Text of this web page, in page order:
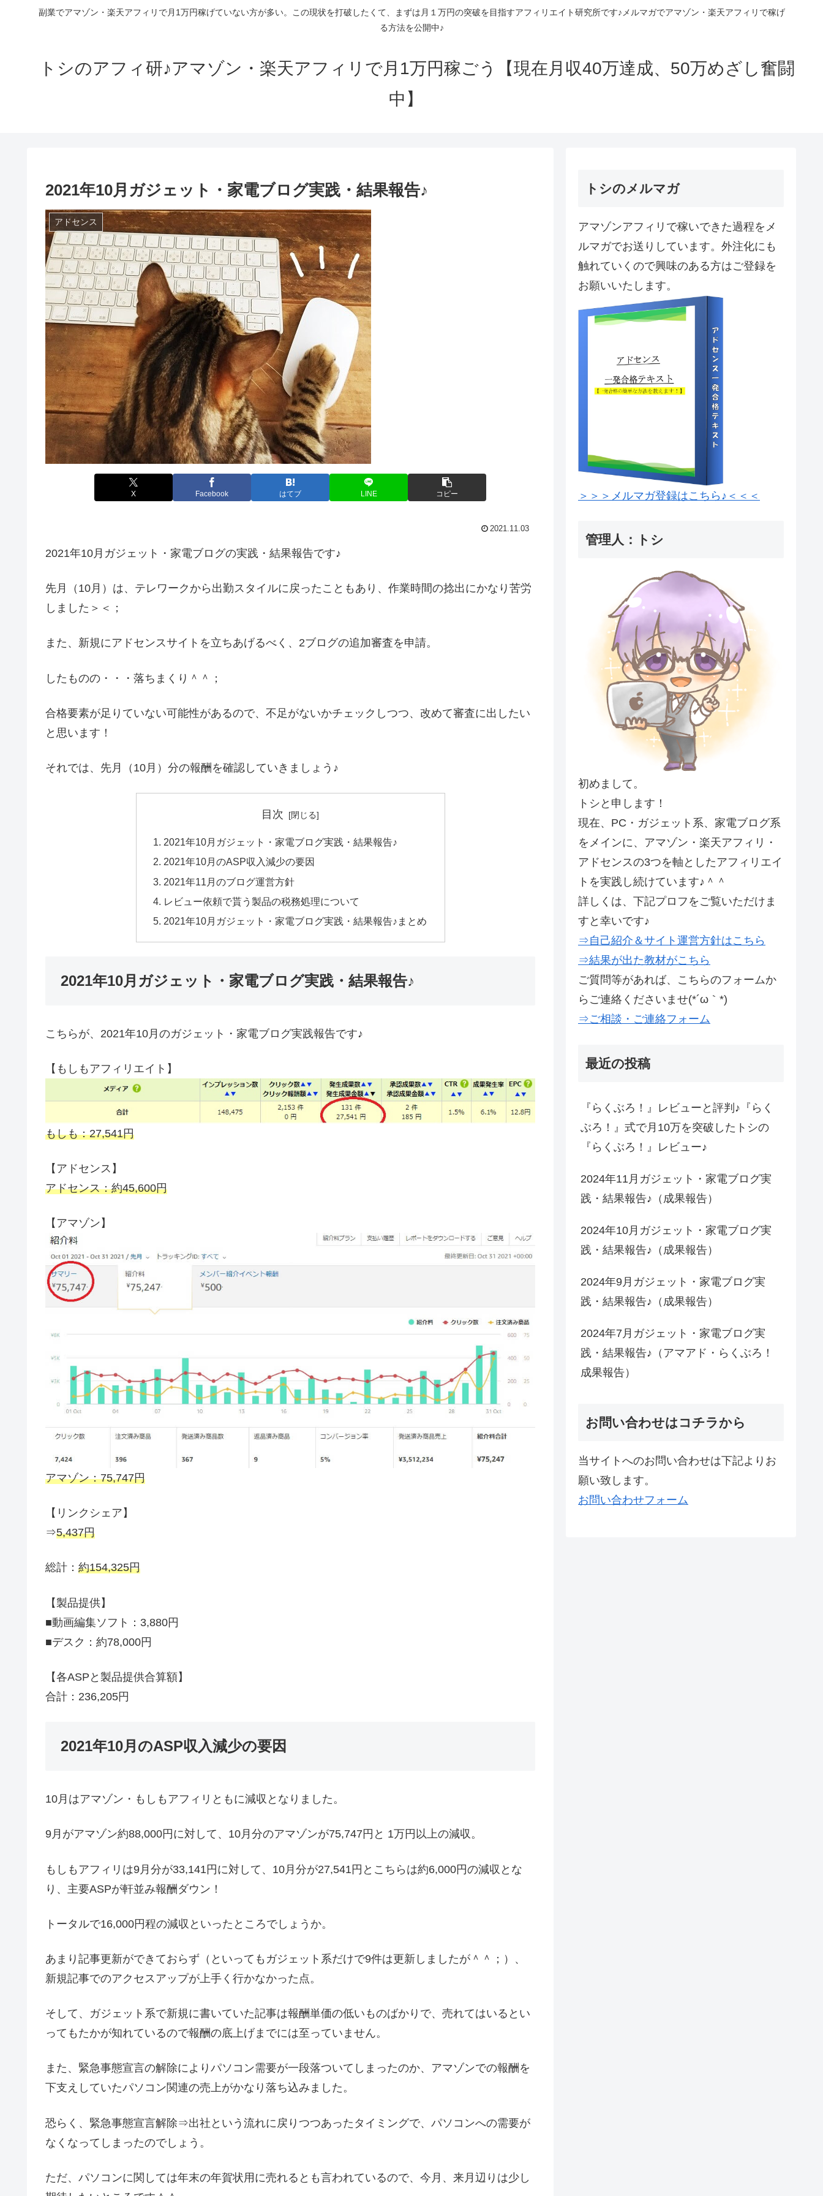
副業でアマゾン・楽天アフィリで月1万円稼げていない方が多い。この現状を打破したくて、まずは月１万円の突破を目指すアフィリエイト研究所です♪メルマガでアマゾン・楽天アフィリで稼げ
る方法を公開中♪
トシのアフィ研♪アマゾン・楽天アフィリで月1万円稼ごう【現在月収40万達成、50万めざし奮闘
中】
2021年10月ガジェット・家電ブログ実践・結果報告♪
アドセンス
X Facebook はてブ LINE コピー
2021.11.03
2021年10月ガジェット・家電ブログの実践・結果報告です♪
先月（10月）は、テレワークから出勤スタイルに戻ったこともあり、作業時間の捻出にかなり苦労
しました＞＜；
また、新規にアドセンスサイトを立ちあげるべく、2ブログの追加審査を申請。
したものの・・・落ちまくり＾＾；
合格要素が足りていない可能性があるので、不足がないかチェックしつつ、改めて審査に出したい
と思います！
それでは、先月（10月）分の報酬を確認していきましょう♪
目次
2021年10月ガジェット・家電ブログ実践・結果報告♪
2021年10月のASP収入減少の要因
2021年11月のブログ運営方針
レビュー依頼で貰う製品の税務処理について
2021年10月ガジェット・家電ブログ実践・結果報告♪まとめ
2021年10月ガジェット・家電ブログ実践・結果報告♪
こちらが、2021年10月のガジェット・家電ブログ実践報告です♪
【もしもアフィリエイト】
もしも：27,541円
【アドセンス】
アドセンス：約45,600円
【アマゾン】
アマゾン：75,747円
【リンクシェア】
⇒5,437円
総計： 約154,325円
【製品提供】
■動画編集ソフト：3,880円
■デスク：約78,000円
【各ASPと製品提供合算額】
合計：236,205円
2021年10月のASP収入減少の要因
10月はアマゾン・もしもアフィリともに減収となりました。
9月がアマゾン約88,000円に対して、10月分のアマゾンが75,747円と 1万円以上の減収。
もしもアフィリは9月分が33,141円に対して、10月分が27,541円とこちらは約6,000円の減収とな
り、主要ASPが軒並み報酬ダウン！
トータルで16,000円程の減収といったところでしょうか。
あまり記事更新ができておらず（といってもガジェット系だけで9件は更新しましたが＾＾；）、
新規記事でのアクセスアップが上手く行かなかった点。
そして、ガジェット系で新規に書いていた記事は報酬単価の低いものばかりで、売れてはいるとい
ってもたかが知れているので報酬の底上げまでには至っていません。
また、緊急事態宣言の解除によりパソコン需要が一段落ついてしまったのか、アマゾンでの報酬を
下支えしていたパソコン関連の売上がかなり落ち込みました。
恐らく、緊急事態宣言解除⇒出社という流れに戻りつつあったタイミングで、パソコンへの需要が
なくなってしまったのでしょう。
ただ、パソコンに関しては年末の年賀状用に売れるとも言われているので、今月、来月辺りは少し
トシのメルマガ
アマゾンアフィリで稼いできた過程をメ
ルマガでお送りしています。外注化にも
触れていくので興味のある方はご登録を
お願いいたします。
＞＞＞メルマガ登録はこちら♪＜＜＜
管理人：トシ
初めまして。
トシと申します！
現在、PC・ガジェット系、家電ブログ系
をメインに、アマゾン・楽天アフィリ・
アドセンスの3つを軸としたアフィリエイ
トを実践し続けています♪＾＾
詳しくは、下記プロフをご覧いただけま
すと幸いです♪
⇒自己紹介＆サイト運営方針はこちら
⇒結果が出た教材がこちら
ご質問等があれば、こちらのフォームか
らご連絡くださいませ(*´ω｀*)
⇒ご相談・ご連絡フォーム
最近の投稿
『らくぶろ！』レビューと評判♪『らく
ぶろ！』式で月10万を突破したトシの
『らくぶろ！』レビュー♪
2024年11月ガジェット・家電ブログ実
践・結果報告♪（成果報告）
2024年10月ガジェット・家電ブログ実
践・結果報告♪（成果報告）
2024年9月ガジェット・家電ブログ実
践・結果報告♪（成果報告）
2024年7月ガジェット・家電ブログ実
践・結果報告♪（アマアド・らくぶろ！
成果報告）
お問い合わせはコチラから
当サイトへのお問い合わせは下記よりお
願い致します。
お問い合わせフォーム